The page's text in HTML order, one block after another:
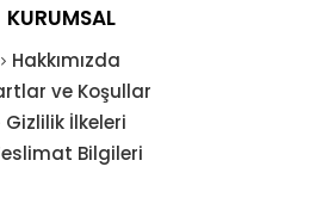
KURUMSAL
Hakkımızda
ve Koşullar
Gizlilik İlkeleri
Bilgileri